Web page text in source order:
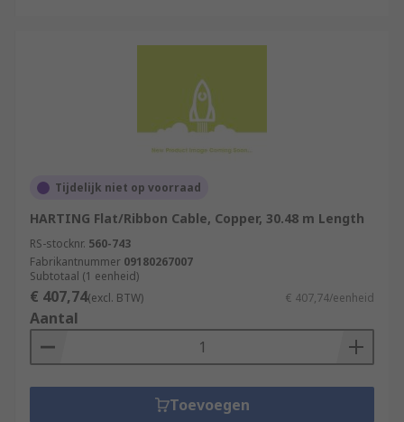
Tijdelijk niet op voorraad
HARTING Flat/Ribbon Cable, Copper, 30.48 m Length
RS-stocknr. 560-743
Fabrikantnummer 09180267007
Subtotaal (1 eenheid)
€ 407,74(excl. BTW) € 407,74/eenheid
Aantal
Toevoegen